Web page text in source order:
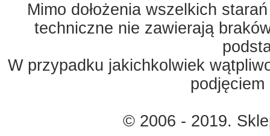
Mimo dołożenia wszelkich
techniczne nie zawierają
W przypadku jakichkolwiek
© 2006 - 2019.